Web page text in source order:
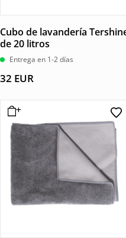
Cubo de lavandería
de 20 litros
Entrega en 1-2 días
32 EUR